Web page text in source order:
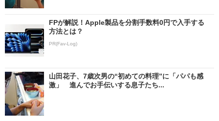
FPが解説！Apple製品を分割手数料0円で入手する
方法とは？
PR(Fav-Log)
山田花子、7歳次男の“初めての料理”に「パパも感
激」 進んでお手伝いする息子たち...